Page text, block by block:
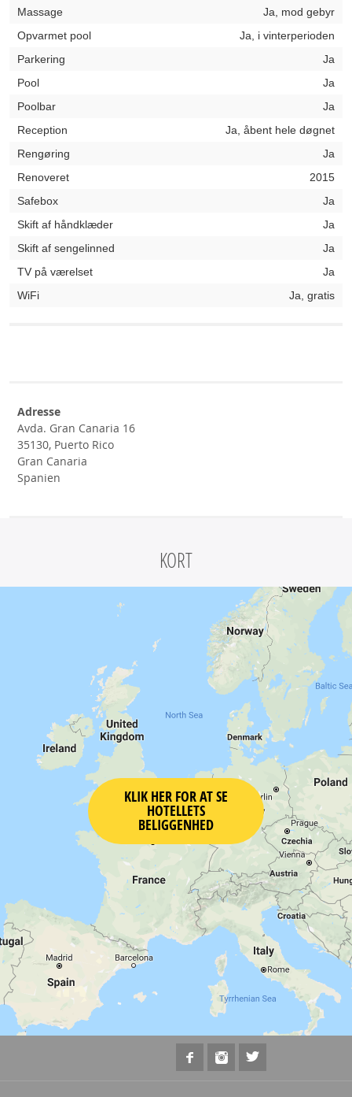
Massage
Ja, mod gebyr
Opvarmet pool
Ja, i vinterperioden
Parkering
Ja
Pool
Ja
Poolbar
Ja
Reception
Ja, åbent hele døgnet
Rengøring
Ja
Renoveret
2015
Safebox
Ja
Skift af håndklæder
Ja
Skift af sengelinned
Ja
TV på værelset
Ja
WiFi
Ja, gratis
Adresse
Avda. Gran Canaria 16
35130, Puerto Rico
Gran Canaria
Spanien
KORT
KLIK HER FOR AT SE
HOTELLETS
BELIGGENHED